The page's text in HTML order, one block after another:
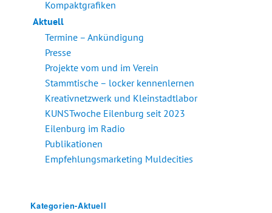
Kompaktgrafiken
Aktuell
Termine – Ankündigung
Presse
Projekte vom und im Verein
Stammtische – locker kennenlernen
Kreativnetzwerk und Kleinstadtlabor
KUNSTwoche Eilenburg seit 2023
Eilenburg im Radio
Publikationen
Empfehlungsmarketing Muldecities
Kategorien-Aktuell